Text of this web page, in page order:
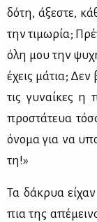
δό­τη, άξε­στε,
την τι­μω­ρία;
όλη μου την
έχεις μά­τια;
τις γυ­ναί­κες
προ­στά­τευα
όνο­μα για να
τη!»
Τα δά­κρυα εί­χαν
πια της